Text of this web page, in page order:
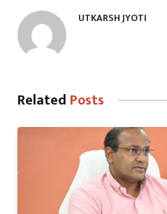
UTKARSH JYOTI
Related Posts